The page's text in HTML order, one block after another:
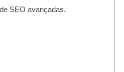
SEO avançadas.